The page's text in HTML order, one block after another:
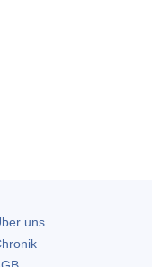
uns